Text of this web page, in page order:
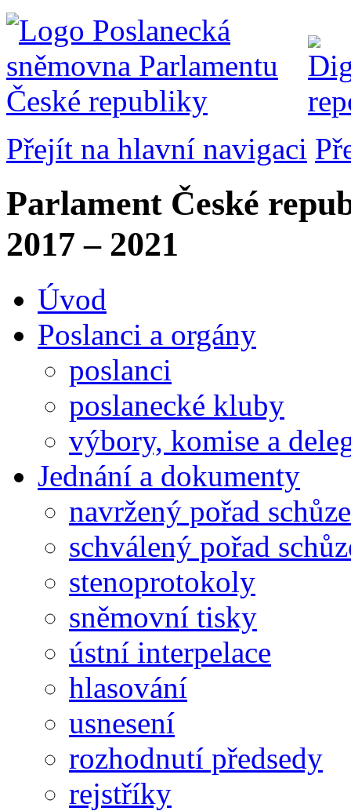
Přejít na hlavní navigaci
Parlament České
2017 – 2021
Úvod
Poslanci a orgány
poslanci
poslanecké kluby
výbory, komise a
Jednání a dokumenty
navržený pořad schůze
schválený pořad
stenoprotokoly
sněmovní tisky
ústní interpelace
hlasování
usnesení
rozhodnutí předsedy
rejstříky